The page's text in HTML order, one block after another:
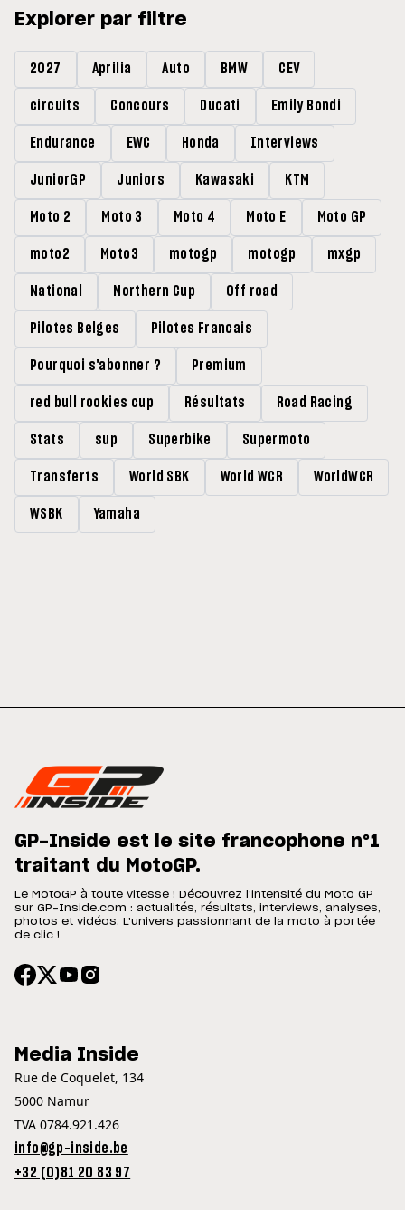
Explorer par filtre
2027 Aprilia Auto BMW CEV
circuits Concours Ducati Emily Bondi
Endurance EWC Honda Interviews
JuniorGP Juniors Kawasaki KTM
Moto 2 Moto 3 Moto 4 Moto E Moto GP
moto2 Moto3 motogp motogp mxgp
National Northern Cup Off road
Pilotes Belges Pilotes Francais
Pourquoi s'abonner ? Premium
red bull rookies cup Résultats Road Racing
Stats sup Superbike Supermoto
Transferts World SBK World WCR WorldWCR
WSBK Yamaha
GP-Inside est le site francophone n°1
traitant du MotoGP.
Le MotoGP à toute vitesse ! Découvrez l'intensité du Moto GP
sur GP-Inside.com : actualités, résultats, interviews, analyses,
photos et vidéos. L'univers passionnant de la moto à portée
de clic !
Media Inside
Rue de Coquelet, 134
5000 Namur
TVA 0784.921.426
info@gp-inside.be
+32 (0)81 20 83 97